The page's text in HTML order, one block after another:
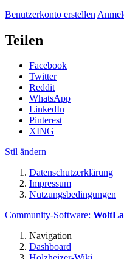
Benutzerkonto erstellen
Teilen
Facebook
Twitter
Reddit
WhatsApp
LinkedIn
Pinterest
XING
Stil ändern
Datenschutzerklärung
Impressum
Nutzungsbedingungen
Community-Software:
Navigation
Dashboard